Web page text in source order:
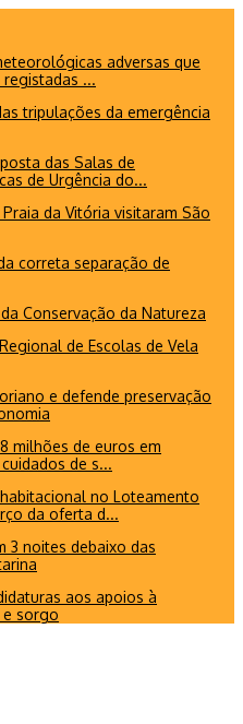
adversas que
...
tripulações da emergência
das Salas de
de Urgência do...
da Vitória visitaram São
correta separação de
Conservação da Natureza
de Escolas de Vela
e defende preservação
milhões de euros em
de s...
no Loteamento
da oferta d...
3 noites debaixo das
aos apoios à
e sorgo